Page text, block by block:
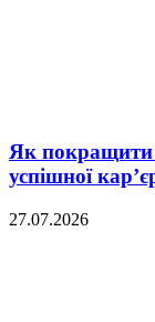
Як покращити
успішної
27.07.2026